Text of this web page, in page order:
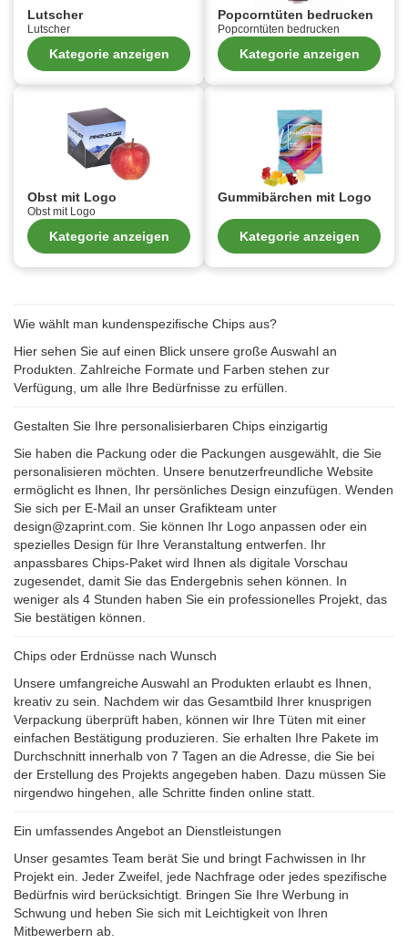
Lutscher
Lutscher
Kategorie anzeigen
Popcorntüten bedrucken
Popcorntüten bedrucken
Kategorie anzeigen
Obst mit Logo
Obst mit Logo
Kategorie anzeigen
Gummibärchen mit Logo
Kategorie anzeigen
Wie wählt man kundenspezifische Chips aus?
Hier sehen Sie auf einen Blick unsere große Auswahl an
Produkten. Zahlreiche Formate und Farben stehen zur
Verfügung, um alle Ihre Bedürfnisse zu erfüllen.
Gestalten Sie Ihre personalisierbaren Chips einzigartig
Sie haben die Packung oder die Packungen ausgewählt, die Sie
personalisieren möchten. Unsere benutzerfreundliche Website
ermöglicht es Ihnen, Ihr persönliches Design einzufügen. Wenden
Sie sich per E-Mail an unser Grafikteam unter
design@zaprint.com. Sie können Ihr Logo anpassen oder ein
spezielles Design für Ihre Veranstaltung entwerfen. Ihr
anpassbares Chips-Paket wird Ihnen als digitale Vorschau
zugesendet, damit Sie das Endergebnis sehen können. In
weniger als 4 Stunden haben Sie ein professionelles Projekt, das
Sie bestätigen können.
Chips oder Erdnüsse nach Wunsch
Unsere umfangreiche Auswahl an Produkten erlaubt es Ihnen,
kreativ zu sein. Nachdem wir das Gesamtbild Ihrer knusprigen
Verpackung überprüft haben, können wir Ihre Tüten mit einer
einfachen Bestätigung produzieren. Sie erhalten Ihre Pakete im
Durchschnitt innerhalb von 7 Tagen an die Adresse, die Sie bei
der Erstellung des Projekts angegeben haben. Dazu müssen Sie
nirgendwo hingehen, alle Schritte finden online statt.
Ein umfassendes Angebot an Dienstleistungen
Unser gesamtes Team berät Sie und bringt Fachwissen in Ihr
Projekt ein. Jeder Zweifel, jede Nachfrage oder jedes spezifische
Bedürfnis wird berücksichtigt. Bringen Sie Ihre Werbung in
Schwung und heben Sie sich mit Leichtigkeit von Ihren
Mitbewerbern ab.